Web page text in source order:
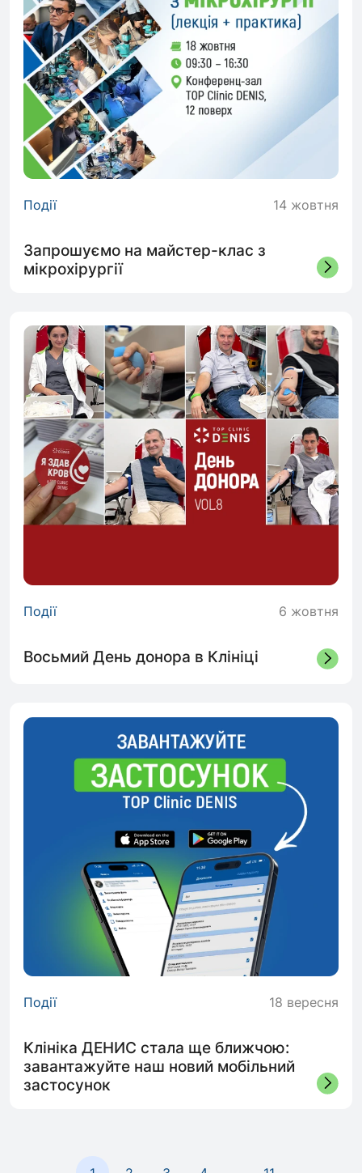
Події 14 жовтня
Запрошуємо на майстер-клас з
мікрохірургії
Події 6 жовтня
Восьмий День донора в Клініці
Події 18 вересня
Клініка ДЕНИС стала ще ближчою:
завантажуйте наш новий мобільний
застосунок